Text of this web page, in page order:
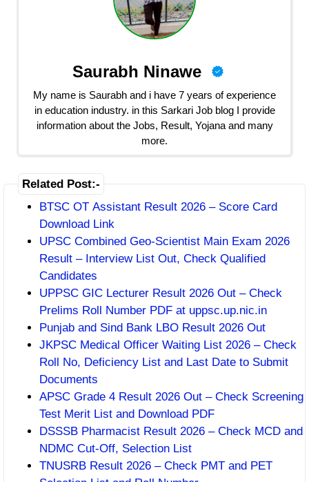
Saurabh Ninawe
My name is Saurabh and i have 7 years of experience
in education industry. in this Sarkari Job blog I provide
information about the Jobs, Result, Yojana and many
more.
Related Post:-
BTSC OT Assistant Result 2026 – Score Card
Download Link
UPSC Combined Geo-Scientist Main Exam 2026
Result – Interview List Out, Check Qualified
Candidates
UPPSC GIC Lecturer Result 2026 Out – Check
Prelims Roll Number PDF at uppsc.up.nic.in
Punjab and Sind Bank LBO Result 2026 Out
JKPSC Medical Officer Waiting List 2026 – Check
Roll No, Deficiency List and Last Date to Submit
Documents
APSC Grade 4 Result 2026 Out – Check Screening
Test Merit List and Download PDF
DSSSB Pharmacist Result 2026 – Check MCD and
NDMC Cut-Off, Selection List
TNUSRB Result 2026 – Check PMT and PET